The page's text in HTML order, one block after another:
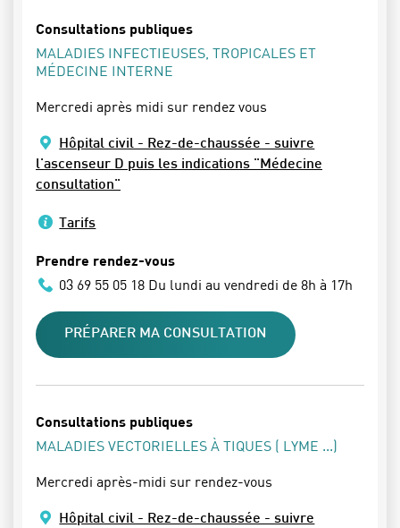
Consultations publiques
MALADIES INFECTIEUSES, TROPICALES ET
MÉDECINE INTERNE
Mercredi après midi sur rendez vous
Hôpital civil - Rez-de-chaussée - suivre
l'ascenseur D puis les indications "Médecine
consultation"
Tarifs
Prendre rendez-vous
03 69 55 05 18 Du lundi au vendredi de 8h à 17h
PRÉPARER MA CONSULTATION
Consultations publiques
MALADIES VECTORIELLES À TIQUES ( LYME ...)
Mercredi après-midi sur rendez-vous
Hôpital civil - Rez-de-chaussée - suivre